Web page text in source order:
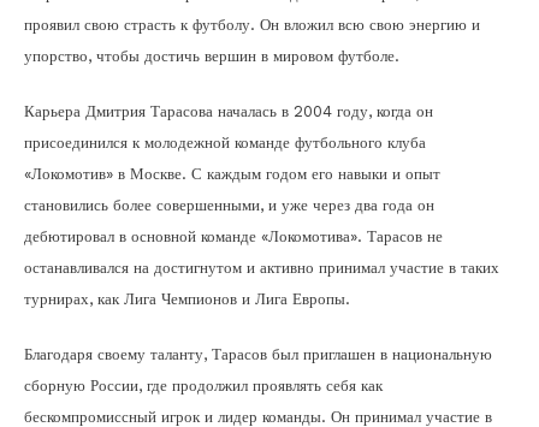
проявил свою страсть к футболу. Он вложил всю свою энергию и
упорство, чтобы достичь вершин в мировом футболе.
Карьера Дмитрия Тарасова началась в 2004 году, когда он
присоединился к молодежной команде футбольного клуба
«Локомотив» в Москве. С каждым годом его навыки и опыт
становились более совершенными, и уже через два года он
дебютировал в основной команде «Локомотива». Тарасов не
останавливался на достигнутом и активно принимал участие в таких
турнирах, как Лига Чемпионов и Лига Европы.
Благодаря своему таланту, Тарасов был приглашен в национальную
сборную России, где продолжил проявлять себя как
бескомпромиссный игрок и лидер команды. Он принимал участие в